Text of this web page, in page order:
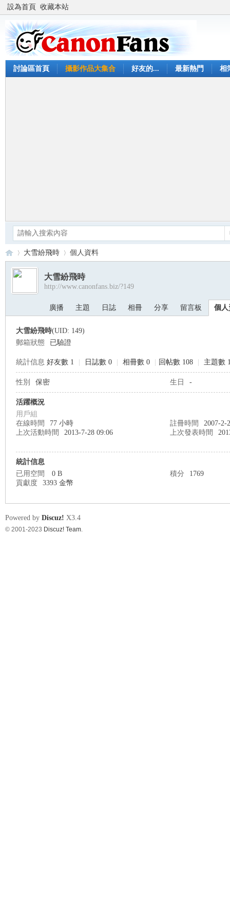
設為首頁 收藏本站
討論區首頁 攝影作品大集合 好友的... 最新熱門 相
Ca
nF
›
大雪紛飛時 個人資料
大雪紛飛時
http://www.canonfans.biz/?149
廣播 主題 日誌 相冊 分享 留言板 個人
大雪紛飛時(UID: 149)
郵箱狀態
已驗證
統計信息 好友數 1 日誌數 0 相冊數 0 回帖數 108 主題數
性別 保密 生日 -
活躍概況
用戶組
在線時間
77 小時 註冊時間
2007-2-
上次活動時間
2013-7-28 09:06 上次發表時間
統計信息
已用空間
0 B 積分
1769
貢獻度
3393 金幣
Powered by Discuz! X3.4
© 2001-2023 Discuz! Team.